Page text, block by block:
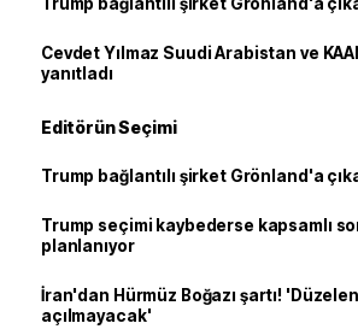
Cevdet Yılmaz Suudi Arabistan ve
yanıtladı
Editörün Seçimi
Trump bağlantılı şirket Grönland'a
Trump seçimi kaybederse kapsamlı
planlanıyor
İran'dan Hürmüz Boğazı şartı!
açılmayacak'